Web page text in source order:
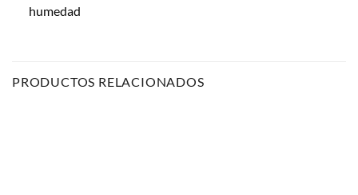
humedad
PRODUCTOS RELACIONADOS